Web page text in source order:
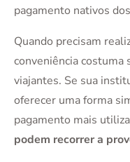
pagamento nativos
Quando precisam
conveniência costuma
viajantes. Se sua
oferecer uma forma
pagamento mais
podem recorrer a